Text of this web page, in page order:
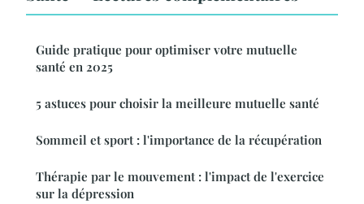
Guide pratique pour optimiser votre mutuelle
santé en 2025
5 astuces pour choisir la meilleure mutuelle santé
Sommeil et sport : l'importance de la récupération
Thérapie par le mouvement : l'impact de l'exercice
sur la dépression